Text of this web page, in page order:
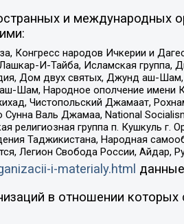
и международных
народов Ичкерии и
И-Тайба, Исламская группа,
Дом двух святых, Джунд аш-
Шам, Народное ополчение имени
Чистопольский Джамаат,
Валь Джамаа, National
религиозная группа п. Кушкуль г.
Таджикистана, Народная
Легион Свобода России, Айдар,
i-materialy.html
в отношении